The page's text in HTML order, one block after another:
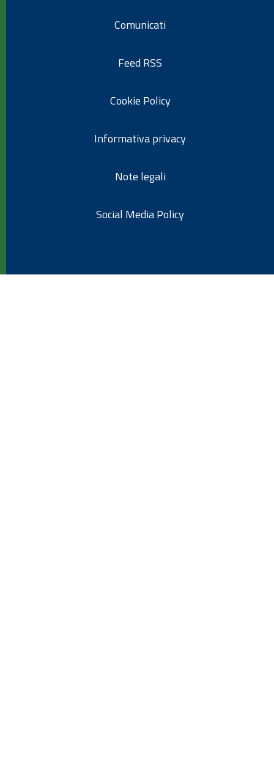
Comunicati
Feed RSS
Cookie Policy
Informativa privacy
Note legali
Social Media Policy